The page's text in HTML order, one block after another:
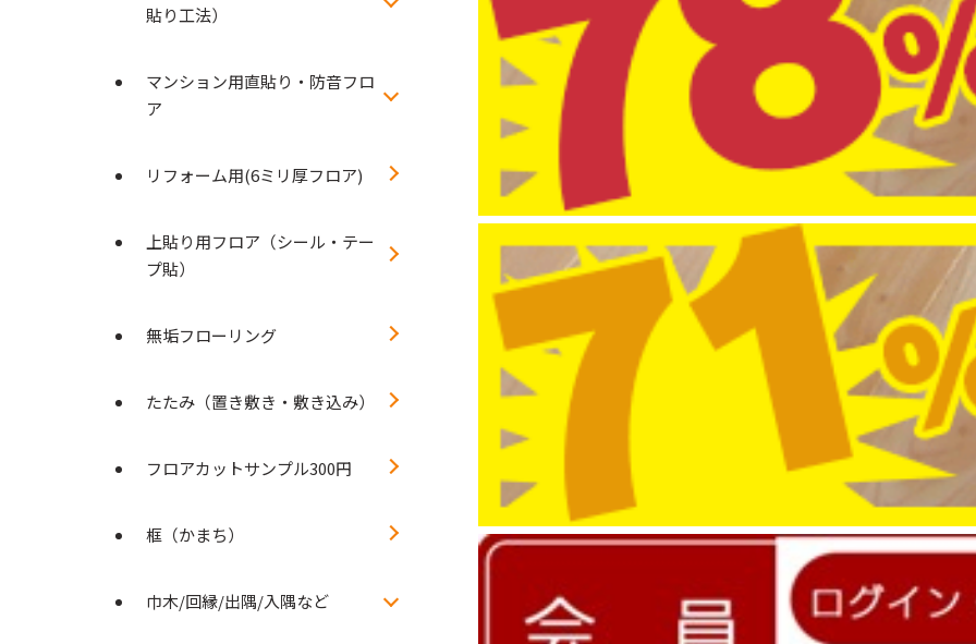
貼り工法）
マンション用直貼り・防音フロ
ア
リフォーム用(6ミリ厚フロア)
上貼り用フロア（シール・テー
プ貼）
無垢フローリング
たたみ（置き敷き・敷き込み）
フロアカットサンプル300円
框（かまち）
巾木/回縁/出隅/入隅など